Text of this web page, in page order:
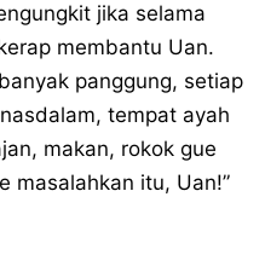
jika selama
membantu Uan.
panggung, setiap
tempat ayah
makan, rokok gue
masalahkan itu, Uan!”